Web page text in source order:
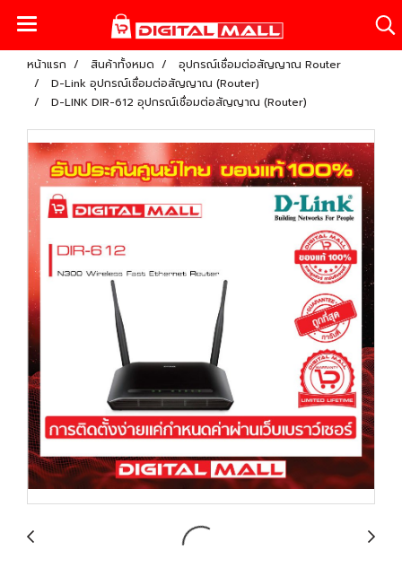
หน้าแรก สินค้าทั้งหมด
อุปกรณ์เชื่อมต่อสัญญาณ Router
D-Link อุปกรณ์เชื่อมต่อสัญญาณ (Router)
D-LINK DIR-612 อุปกรณ์เชื่อมต่อสัญญาณ (Router)